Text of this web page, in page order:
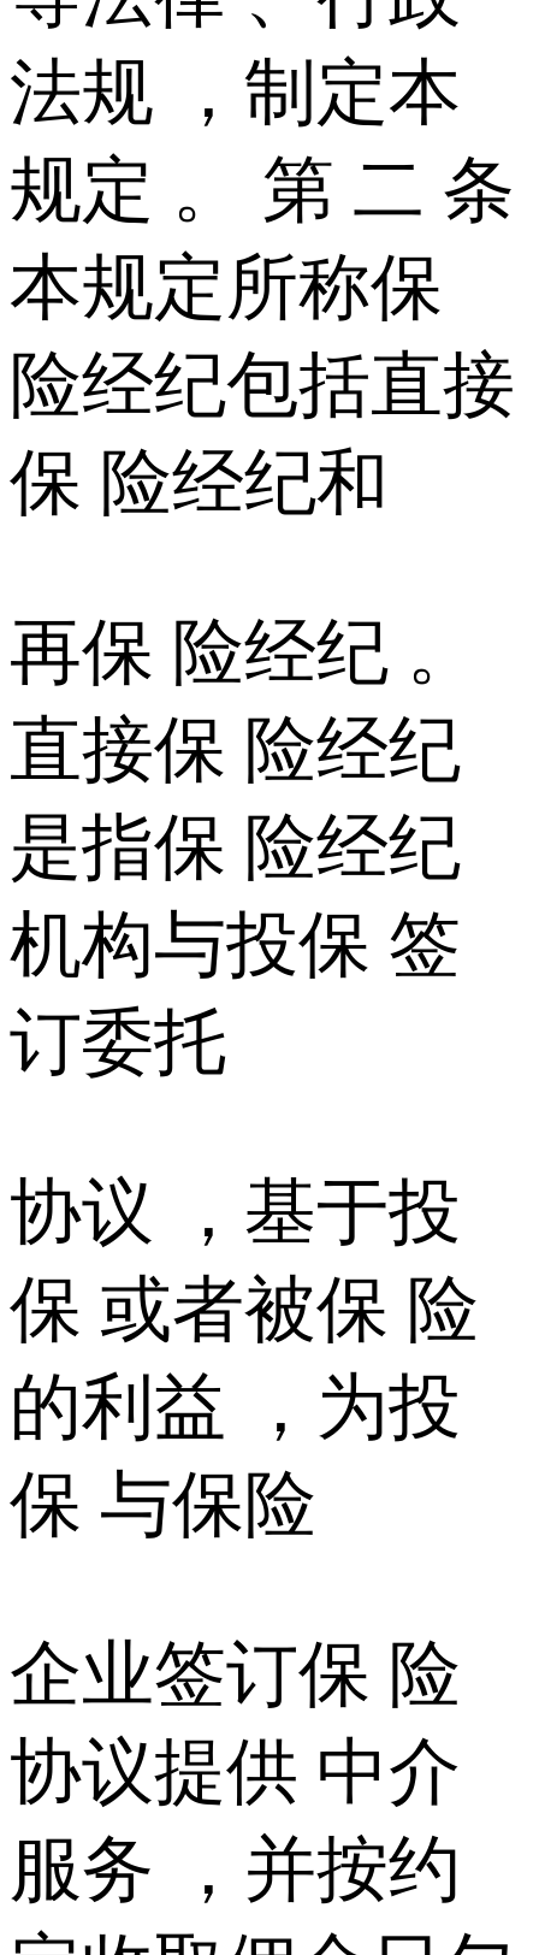
法规 ，制定本
规定 。 第 二 条
本规定所称保
险经纪包括直接
保 险经纪和
再保 险经纪 。
直接保 险经纪
是指保 险经纪
机构与投保 签
订委托
协议 ，基于投
保 或者被保 险
的利益 ，为投
保 与保险
企业签订保 险
协议提供 中介
服务 ，并按约